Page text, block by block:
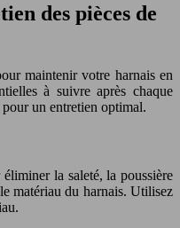
des pièces de
maintenir votre harnais en
à suivre après chaque
un entretien optimal.
la saleté, la poussière
matériau du harnais. Utilisez